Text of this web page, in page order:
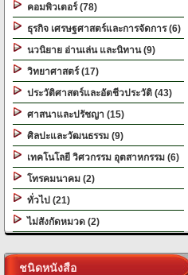
คอมพิวเตอร์ (78)
ธุรกิจ เศรษฐศาสตร์และการจัดการ (6)
นวนิยาย อ่านเล่น และนิทาน (9)
วิทยาศาสตร์ (17)
ประวัติศาสตร์และอัตชีวประวัติ (43)
ศาสนาและปรัชญา (15)
ศิลปะและวัฒนธรรม (9)
เทคโนโลยี วิศวกรรม อุตสาหกรรม (6)
โทรคมนาคม (2)
ทั่วไป (21)
ไม่สังกัดหมวด (2)
ชนิดหนังสือ